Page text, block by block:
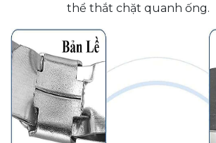
thể thắt chặt quanh ống.